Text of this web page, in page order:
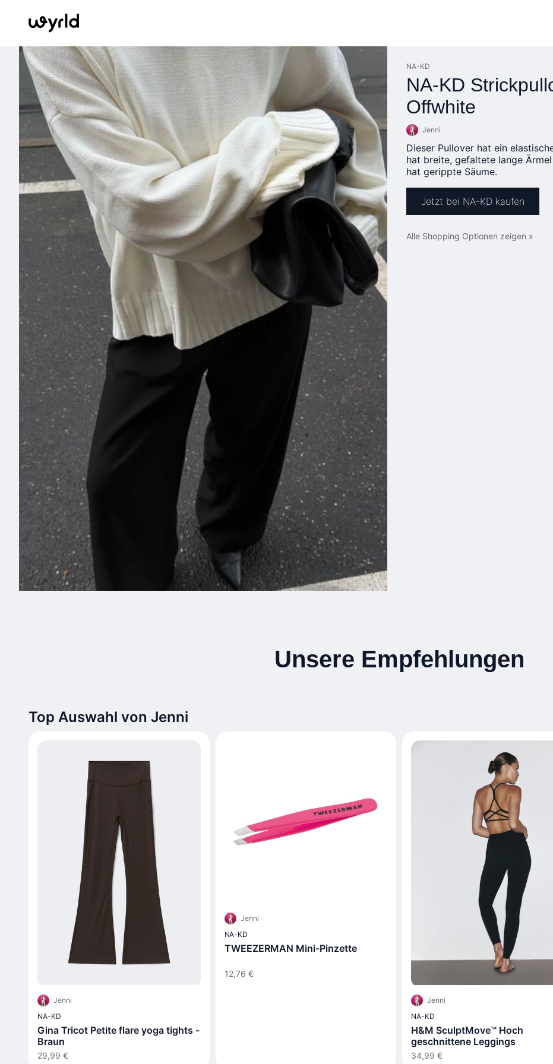
NA-KD
NA-KD
Offwhite
Jenni
Dieser Pullover hat ein
hat breite, gefaltete lange
hat gerippte Säume.
Jetzt bei NA-KD kaufen
Alle Shopping Optionen zeigen »
Unsere Empfehlungen
Top Auswahl von Jenni
Jenni
NA-KD
Gina Tricot Petite flare yoga tights -
Braun
29,99 €
Jenni
NA-KD
TWEEZERMAN Mini-Pinzette
12,76 €
Jenni
NA-KD
H&M SculptMove™ Hoch
geschnittene Leggings
34,99 €